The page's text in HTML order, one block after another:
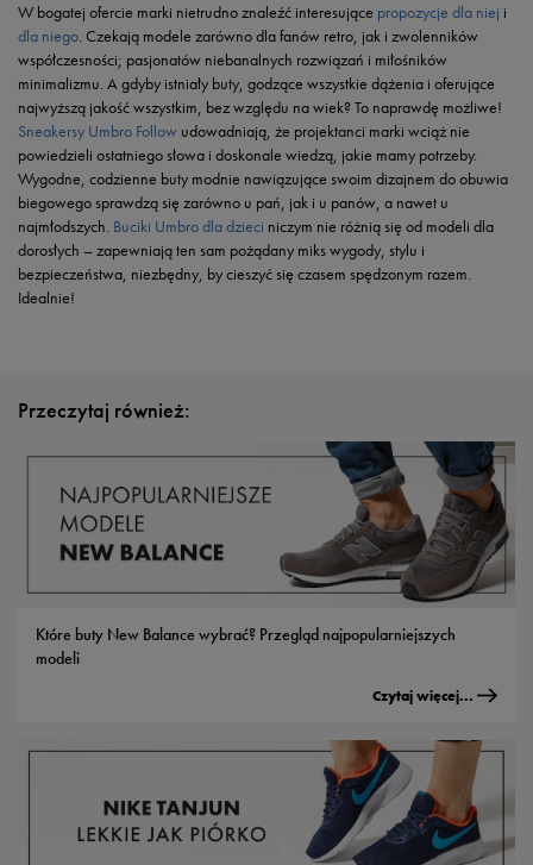
W bogatej ofercie marki nietrudno znaleźć interesujące propozycje dla niej i
dla niego. Czekają modele zarówno dla fanów retro, jak i zwolenników
współczesności; pasjonatów niebanalnych rozwiązań i miłośników
minimalizmu. A gdyby istniały buty, godzące wszystkie dążenia i oferujące
najwyższą jakość wszystkim, bez względu na wiek? To naprawdę możliwe!
Sneakersy Umbro Follow udowadniają, że projektanci marki wciąż nie
powiedzieli ostatniego słowa i doskonale wiedzą, jakie mamy potrzeby.
Wygodne, codzienne buty modnie nawiązujące swoim dizajnem do obuwia
biegowego sprawdzą się zarówno u pań, jak i u panów, a nawet u
najmłodszych. Buciki Umbro dla dzieci niczym nie różnią się od modeli dla
dorosłych – zapewniają ten sam pożądany miks wygody, stylu i
bezpieczeństwa, niezbędny, by cieszyć się czasem spędzonym razem.
Idealnie!
Przeczytaj również:
Które buty New Balance wybrać? Przegląd najpopularniejszych
modeli
Czytaj więcej...